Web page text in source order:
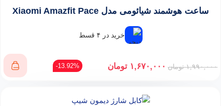
ساعت هوشمند شیائومی مدل Xiaomi Amazfit Pace
خرید در ۴ قسط
۱,۹۹۰,۰۰۰ تومان ۱,۶۷۰,۰۰۰ تومان 13.92%-